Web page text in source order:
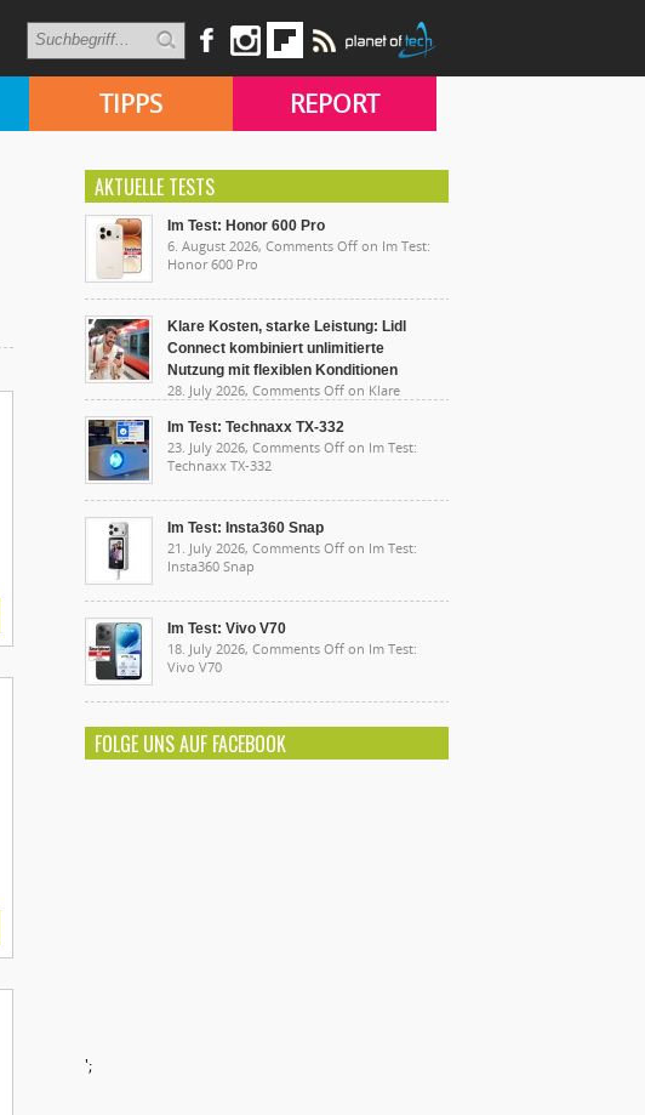
TIPPS REPORT
AKTUELLE TESTS
Im Test: Honor 600 Pro
6. August 2026, Comments Off on Im Test:
Honor 600 Pro
Klare Kosten, starke Leistung: Lidl
Connect kombiniert unlimitierte
Nutzung mit flexiblen Konditionen
28. July 2026, Comments Off on Klare
unlimitierte Nutzung mit flexiblen Konditionen
Im Test: Technaxx TX-332
23. July 2026, Comments Off on Im Test:
Technaxx TX-332
Im Test: Insta360 Snap
21. July 2026, Comments Off on Im Test:
Insta360 Snap
Im Test: Vivo V70
18. July 2026, Comments Off on Im Test:
Vivo V70
FOLGE UNS AUF FACEBOOK
';